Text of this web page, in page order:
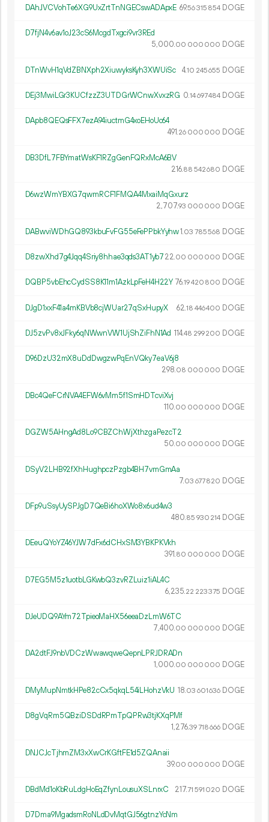
DAhJVCVohTe6XG9UxZrtTnNGECswADApxE 69.56315 854 DOGE
D7fjN4v6av1oJ23cS6McgdTxgci9vr3REd
5 000.00 000 000 DOGE
DTnWvH1qVdZBNXph2XiuwyksKyh3XWUiSc 4.10 245655 DOGE
DEj3MwiLGr3KUCfzzZ3UTDGrWCnwXvxzRG 0.14697484 DOGE
DApb8QEQsFFX7ezA94iuctmG4xoEHoUc64
491.26 000 000 DOGE
DB3DfL7FBYmatWsKF1RZgGenFQRxMcA6BV
216.88 542680 DOGE
D6wzWmYBXG7qwmRCF1FMQA4MxaiMqGxurz
2 707.93 000 000 DOGE
DABwviWDhGQ893kbuFvFG55eFePPbkYyhw1.03 785568 DOGE
D8zwXhd7g4Jqq4Sriy8hhae3qds3AT1yb722.00 000 000 DOGE
DQBP5vbEhcCydSS8K11m1AzkLpFeH4H22Y 76.19420 800 DOGE
DJgD1xxF41a4mKBVb8cjWUar27qSxHupyX 62.18 446400 DOGE
DJ5zvPv8xJFky6qNWwnVW1UjShZiFhN1Ad 114.48 299200 DOGE
D96DzU32mX8uDdDwgzwPqEnVQky7eaV6j8
298.08 000 000 DOGE
DBc4QeFCrNVA4EFW6vMm5f1SmHDTcviXvj
110.00 000 000 DOGE
DGZW5AHngAd8Lo9CBZChWjXthzgaPezcT2
50.00 000 000 DOGE
DSyV2LHB92fXhHughpczPzgb4BH7vmGmAa
7.03 677820 DOGE
DFp9uSsyUySPJgD7QeBi6hoXWo8x6ud4w3
480.85 930 214 DOGE
DEeuQYoYZ46YJW7dFx6dCHxSM3YBKPKVkh
391.80 000 000 DOGE
D7EG5M5z1uotbLGKwbQ3zvRZLuiz1iAL4C
6 235.22 223375 DOGE
DJeUDQ9AYm72TpieoMaHX56eeaDzLmW6TC
7 400.00 000 000 DOGE
DA2dtFJ9nbVDCzWwawqweQepnLPRJDRADn
1 000.00 000 000 DOGE
DMyMupNmtkHPe82cCx5qkqL54iLHohzVkU 18.03 601636 DOGE
D8gVqRm5QBziDSDdRPmTpQPRw3tjKXqPMf
1 276.39718666 DOGE
DNJCJcTjhmZM3xXwCrKGftFE1d5ZQAnaii
39.00 000 000 DOGE
DBdMd1oKbRuLdgHoEqZfynLousuXSLnrxC 217.71 591 020 DOGE
D7Dma9MgadsmRoNLdDvMqtGJ56gtnzYcNm